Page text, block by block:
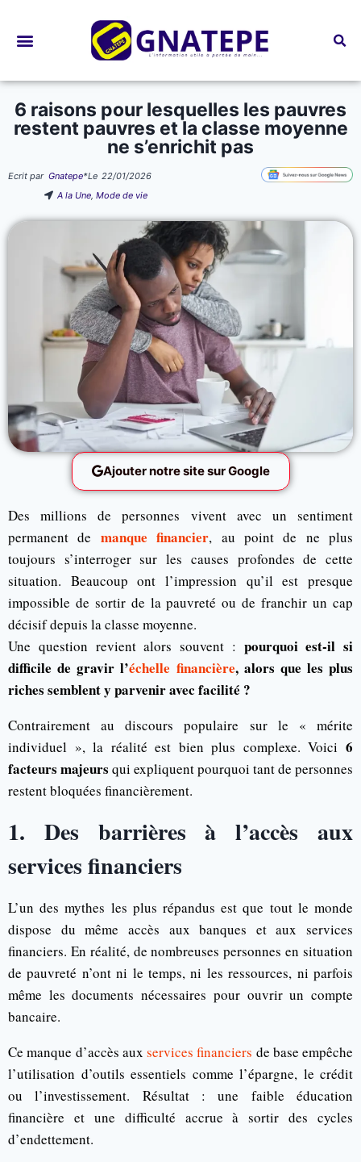
6 raisons pour lesquelles les pauvres
restent pauvres et la classe moyenne
ne s’enrichit pas
Ecrit par Gnatepe*Le 22/01/2026
A la Une,Mode de vie
Ajouter notre site sur Google
Des millions de personnes vivent avec un sentiment
permanent de manque financier, au point de ne plus
toujours s’interroger sur les causes profondes de cette
situation. Beaucoup ont l’impression qu’il est presque
impossible de sortir de la pauvreté ou de franchir un cap
décisif depuis la classe moyenne.
Une question revient alors souvent : pourquoi est-il si
difficile de gravir l’échelle financière, alors que les plus
riches semblent y parvenir avec facilité ?
Contrairement au discours populaire sur le « mérite
individuel », la réalité est bien plus complexe. Voici 6
facteurs majeurs qui expliquent pourquoi tant de personnes
restent bloquées financièrement.
1. Des barrières à l’accès aux
services financiers
L’un des mythes les plus répandus est que tout le monde
dispose du même accès aux banques et aux services
financiers. En réalité, de nombreuses personnes en situation
de pauvreté n’ont ni le temps, ni les ressources, ni parfois
même les documents nécessaires pour ouvrir un compte
bancaire.
Ce manque d’accès aux services financiers de base empêche
l’utilisation d’outils essentiels comme l’épargne, le crédit
ou l’investissement. Résultat : une faible éducation
financière et une difficulté accrue à sortir des cycles
d’endettement.